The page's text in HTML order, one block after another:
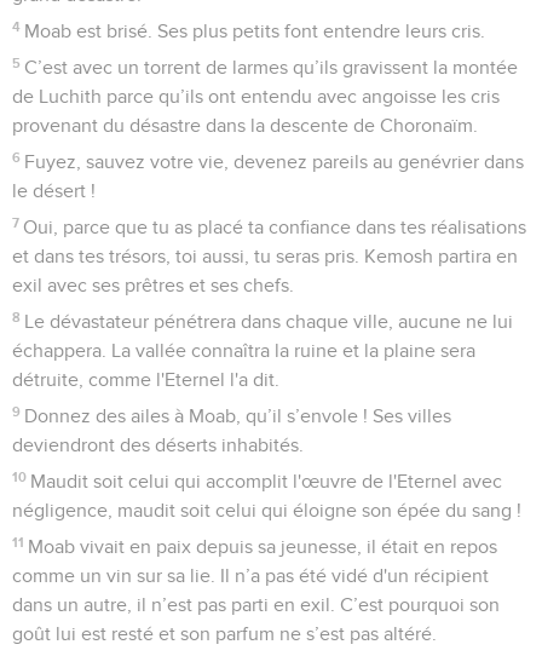
4 Moab est brisé. Ses plus petits font entendre leurs cris.
5 C’est avec un torrent de larmes qu’ils gravissent la montée
de Luchith parce qu’ils ont entendu avec angoisse les cris
provenant du désastre dans la descente de Choronaïm.
6 Fuyez, sauvez votre vie, devenez pareils au genévrier dans
le désert !
7 Oui, parce que tu as placé ta confiance dans tes réalisations
et dans tes trésors, toi aussi, tu seras pris. Kemosh partira en
exil avec ses prêtres et ses chefs.
8 Le dévastateur pénétrera dans chaque ville, aucune ne lui
échappera. La vallée connaîtra la ruine et la plaine sera
détruite, comme l'Eternel l'a dit.
9 Donnez des ailes à Moab, qu’il s’envole ! Ses villes
deviendront des déserts inhabités.
10 Maudit soit celui qui accomplit l'œuvre de l'Eternel avec
négligence, maudit soit celui qui éloigne son épée du sang !
11 Moab vivait en paix depuis sa jeunesse, il était en repos
comme un vin sur sa lie. Il n’a pas été vidé d'un récipient
dans un autre, il n’est pas parti en exil. C’est pourquoi son
goût lui est resté et son parfum ne s’est pas altéré.